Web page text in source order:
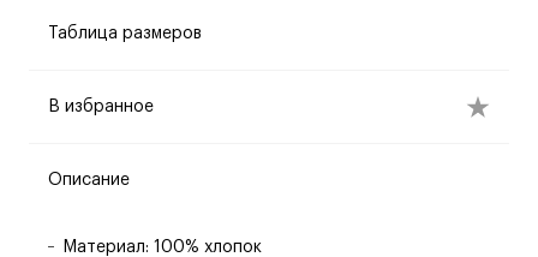
Таблица размеров
В избранное
Описание
Материал: 100% хлопок